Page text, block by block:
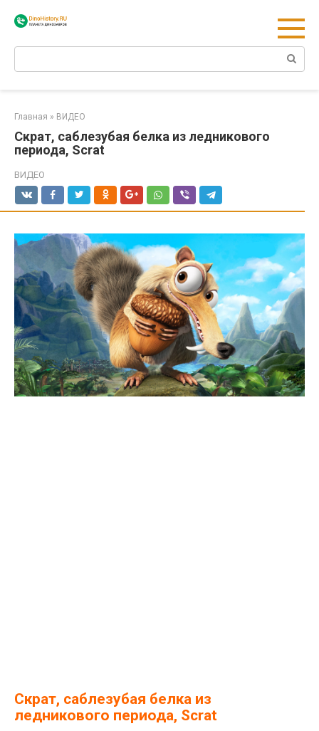
Главная » ВИДЕО
Скрат, саблезубая белка из ледникового
периода, Scrat
ВИДЕО
Скрат, саблезубая белка из
ледникового периода, Scrat